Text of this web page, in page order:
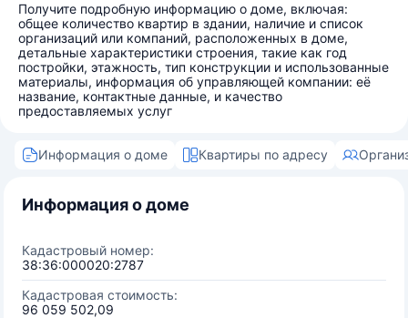
Получите подробную информацию о доме, включая:
общее количество квартир в здании, наличие и список
организаций или компаний, расположенных в доме,
детальные характеристики строения, такие как год
постройки, этажность, тип конструкции и использованные
материалы, информация об управляющей компании: её
название, контактные данные, и качество
предоставляемых услуг
Информация о доме Квартиры по адресу
Информация о доме
Кадастровый номер:
38:36:000020:2787
Кадастровая стоимость:
96 059 502,09